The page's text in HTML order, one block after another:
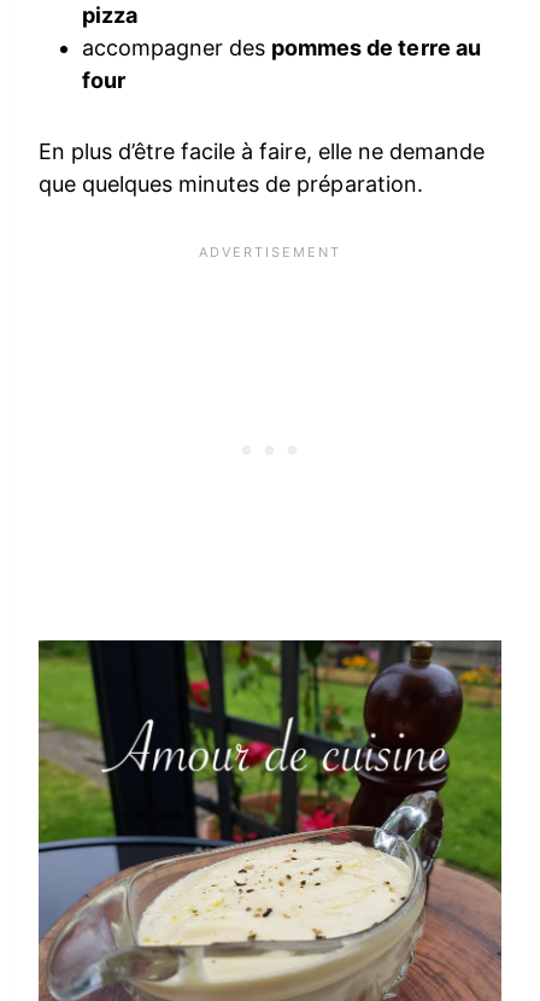
pizza
accompagner des pommes de terre au
four
En plus d’être facile à faire, elle ne demande
que quelques minutes de préparation.